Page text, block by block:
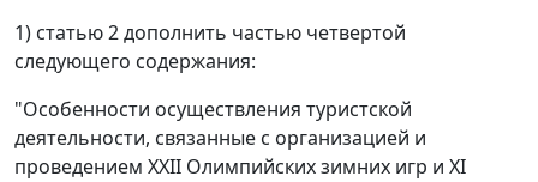
1) статью 2 дополнить частью четвертой
следующего содержания:
"Особенности осуществления туристской
деятельности, связанные с организацией и
проведением XXII Олимпийских зимних игр и XI